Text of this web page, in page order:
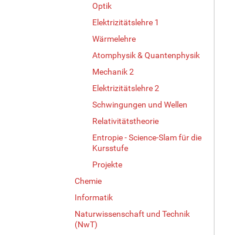
Optik
Elektrizitätslehre 1
Wärmelehre
Atomphysik & Quantenphysik
Mechanik 2
Elektrizitätslehre 2
Schwingungen und Wellen
Relativitätstheorie
Entropie - Science-Slam für die
Kursstufe
Projekte
Chemie
Informatik
Naturwissenschaft und Technik
(NwT)